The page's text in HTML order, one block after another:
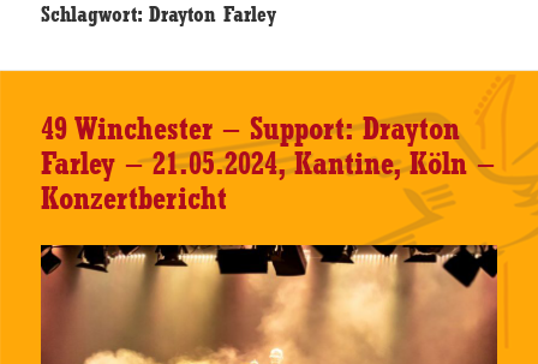
Schlagwort:Drayton Farley
49 Winchester – Support: Drayton
Farley – 21.05.2024, Kantine, Köln –
Konzertbericht